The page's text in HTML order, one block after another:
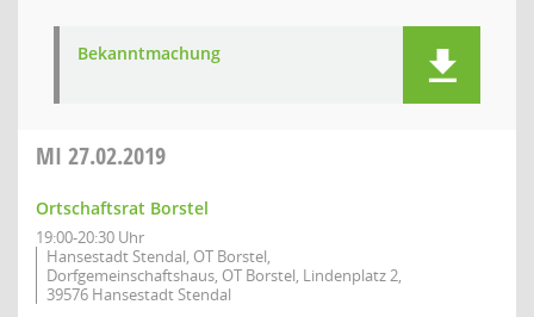
Bekanntmachung
MI 27.02.2019
Ortschaftsrat Borstel
19:00-20:30 Uhr
Hansestadt Stendal, OT Borstel,
Dorfgemeinschaftshaus, OT Borstel, Lindenplatz 2,
39576 Hansestadt Stendal